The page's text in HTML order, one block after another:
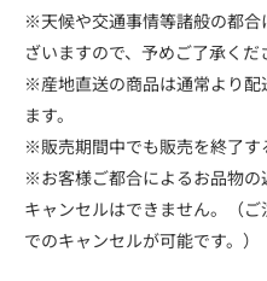
※天候や交通事情等諸般の都
ざいますので、予めご了承くだ
※産地直送の商品は通常より
ます。
※販売期間中でも販売を終了す
※お客様ご都合によるお品物
キャンセルはできません。（
でのキャンセルが可能です。）